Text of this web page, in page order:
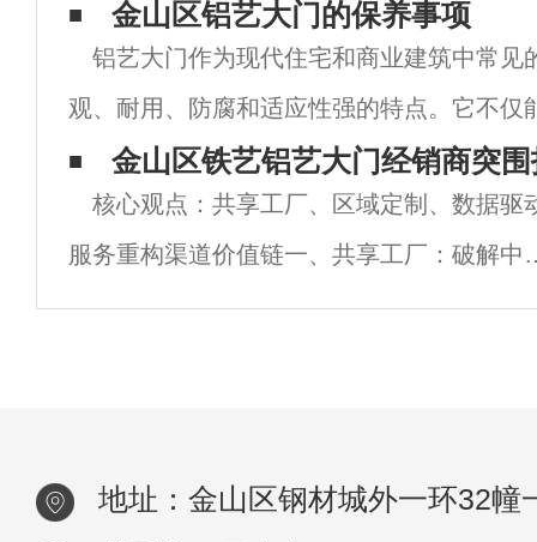
择，这可能使选择变得困难。为了帮助您做
本文将介绍一些关键因素，以支持您选择最
金山区铝艺大门的保养事项
铝艺大门作为现代住宅和商业建筑中常见
观、耐用、防腐和适应性强的特点。它不仅
护，还能增添环境的整体美感。为了确保长
良好的功能性，我们需要定期进行铝艺大门
金山区铁艺铝艺大门经销商突
核心观点：共享工厂、区域定制、数据驱
服务重构渠道价值链一、共享工厂：破解中
厂商产能困局集兴全铝案例：整合门窗厂闲
地址：金山区钢材城外一环32幢